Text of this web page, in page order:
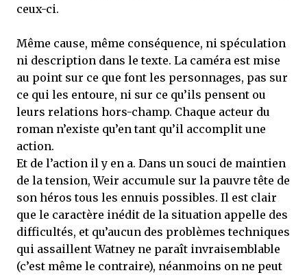
ceux-ci.
Même cause, même conséquence, ni spéculation
ni description dans le texte. La caméra est mise
au point sur ce que font les personnages, pas sur
ce qui les entoure, ni sur ce qu’ils pensent ou
leurs relations hors-champ. Chaque acteur du
roman n’existe qu’en tant qu’il accomplit une
action.
Et de l’action il y en a. Dans un souci de maintien
de la tension, Weir accumule sur la pauvre tête de
son héros tous les ennuis possibles. Il est clair
que le caractère inédit de la situation appelle des
difficultés, et qu’aucun des problèmes techniques
qui assaillent Watney ne paraît invraisemblable
(c’est même le contraire), néanmoins on ne peut